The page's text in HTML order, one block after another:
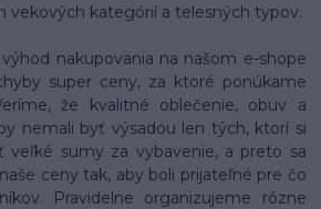
vekových kategórií a telesných typov.
nakupovania na našom e-shope
super ceny, za ktoré ponúkame
že kvalitné oblečenie, obuv a
nemali byť výsadou len tých, ktorí si
veľké sumy za vybavenie, a preto sa
ceny tak, aby boli prijateľné pre čo
Pravidelne organizujeme rôzne